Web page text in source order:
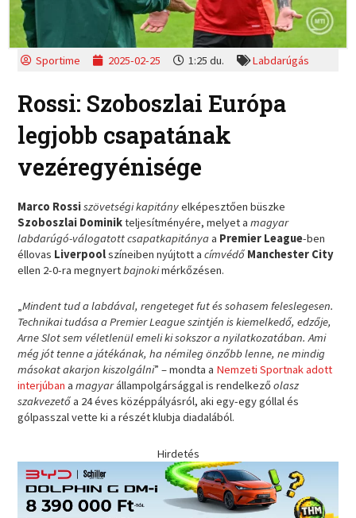
Sportime 2025-02-25 1:25 du. Labdarúgás
Rossi: Szoboszlai Európa
legjobb csapatának
vezéregyénisége
Marco Rossiszövetségi kapitányelképesztően büszke
Szoboszlai Dominikteljesítményére, melyet amagyar
labdarúgó-válogatott csapatkapitányaa Premier League-ben
éllovas Liverpoolszíneiben nyújtott a címvédő Manchester City
ellen 2-0-ra megnyertbajnokimérkőzésen.
„Mindent tud a labdával, rengeteget fut és sohasem feleslegesen.
Technikai tudása a Premier League szintjén is kiemelkedő, edzője,
Arne Slot sem véletlenül emeli ki sokszor a nyilatkozatában. Ami
még jót tenne a játékának, ha némileg önzőbb lenne, ne mindig
másokat akarjon kiszolgálni” – mondta a Nemzeti Sportnak adott
interjúban amagyarállampolgársággal is rendelkezőolasz
szakvezetőa 24 éves középpályásról, aki egy-egy góllal és
gólpasszal vette ki a részét klubja diadalából.
Hirdetés